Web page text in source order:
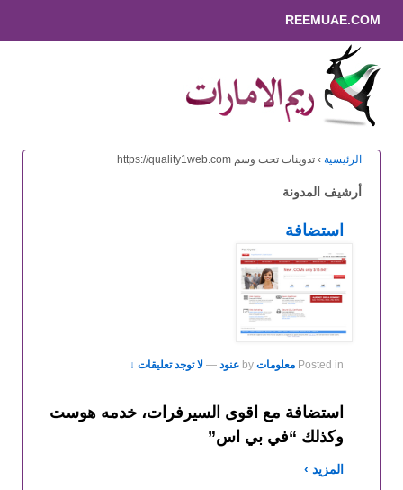
REEMUAE.COM
الرئيسية › تدوينات تحت وسم https://quality1web.com
أرشيف المدونة
استضافة
Posted in معلومات by عنود — لا توجد تعليقات ↓
استضافة مع اقوى السيرفرات، خدمه هوست
وكذلك “في بي اس”
المزيد ›